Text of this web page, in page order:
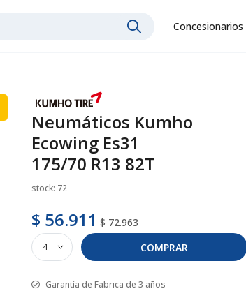
Concesionarios
Neumáticos Kumho
Ecowing Es31
175/70 R13 82T
stock: 72
$ 56.911 $ 72.963
COMPRAR
Garantía de Fabrica de 3 años